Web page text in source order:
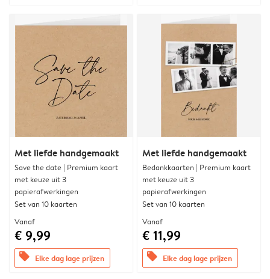
Met liefde handgemaakt
Save the date | Premium kaart
met keuze uit 3
papierafwerkingen
Set van 10 kaarten
Vanaf
€ 9,99
offers Elke dag lage prijzen
Met liefde handgemaakt
Bedankkaarten | Premium kaart
met keuze uit 3
papierafwerkingen
Set van 10 kaarten
Vanaf
€ 11,99
offers Elke dag lage prijzen